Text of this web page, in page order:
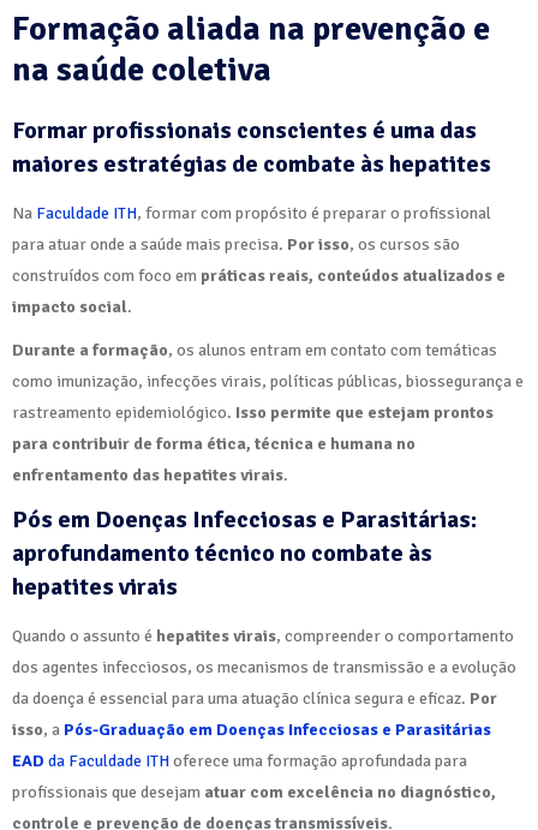
Formação aliada na prevenção e
na saúde coletiva
Formar profissionais conscientes é uma das
maiores estratégias de combate às hepatites
Na Faculdade ITH, formar com propósito é preparar o profissional
para atuar onde a saúde mais precisa. Por isso, os cursos são
construídos com foco em práticas reais, conteúdos atualizados e
impacto social.
Durante a formação, os alunos entram em contato com temáticas
como imunização, infecções virais, políticas públicas, biossegurança e
rastreamento epidemiológico. Isso permite que estejam prontos
para contribuir de forma ética, técnica e humana no
enfrentamento das hepatites virais.
Pós em Doenças Infecciosas e Parasitárias:
aprofundamento técnico no combate às
hepatites virais
Quando o assunto é hepatites virais, compreender o comportamento
dos agentes infecciosos, os mecanismos de transmissão e a evolução
da doença é essencial para uma atuação clínica segura e eficaz. Por
isso, a Pós-Graduação em Doenças Infecciosas e Parasitárias
EAD da Faculdade ITHoferece uma formação aprofundada para
profissionais que desejam atuar com excelência no diagnóstico,
controle e prevenção de doenças transmissíveis.